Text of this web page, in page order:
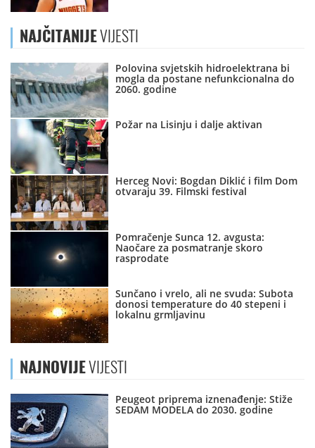
NAJČITANIJEVIJESTI
Polovina svjetskih hidroelektrana bi
mogla da postane nefunkcionalna do
2060. godine
Požar na Lisinju i dalje aktivan
Herceg Novi: Bogdan Diklić i film Dom
otvaraju 39. Filmski festival
Pomračenje Sunca 12. avgusta:
Naočare za posmatranje skoro
rasprodate
Sunčano i vrelo, ali ne svuda: Subota
donosi temperature do 40 stepeni i
lokalnu grmljavinu
NAJNOVIJEVIJESTI
Peugeot priprema iznenađenje: Stiže
SEDAM MODELA do 2030. godine